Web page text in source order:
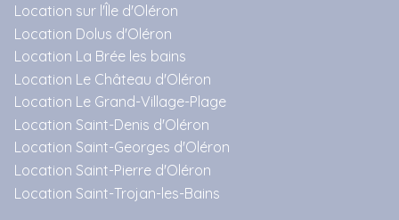
Location sur l'Île d'Oléron
Location Dolus d'Oléron
Location La Brée les bains
Location Le Château d'Oléron
Location Le Grand-Village-Plage
Location Saint-Denis d'Oléron
Location Saint-Georges d'Oléron
Location Saint-Pierre d'Oléron
Location Saint-Trojan-les-Bains